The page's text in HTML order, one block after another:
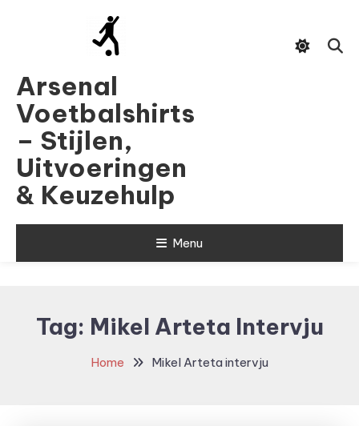
Arsenal
Voetbalshirts
– Stijlen,
Uitvoeringen
& Keuzehulp
Menu
Tag: Mikel Arteta Intervju
Home Mikel Arteta intervju